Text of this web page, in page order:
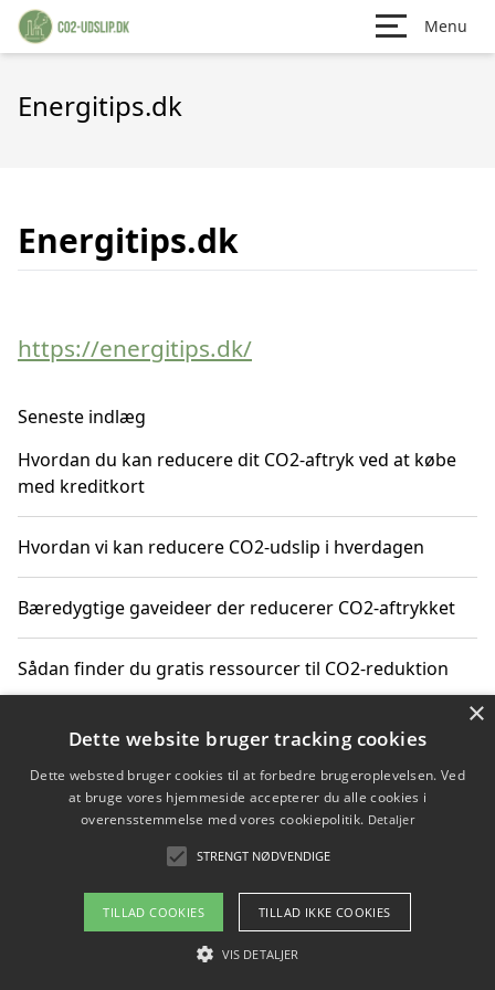
Menu
Energitips.dk
Energitips.dk
https://energitips.dk/
Seneste indlæg
Hvordan du kan reducere dit CO2-aftryk ved at købe
med kreditkort
Hvordan vi kan reducere CO2-udslip i hverdagen
Bæredygtige gaveideer der reducerer CO2-aftrykket
Sådan finder du gratis ressourcer til CO2-reduktion
Hvordan gadgets til hjemmet kan reducere CO2-udslip
Copyright 2026 - Pilanto Aps
Om / kontakt
Blog Betingelser
×
Dette website bruger tracking cookies
Dette websted bruger cookies til at forbedre brugeroplevelsen. Ved
at bruge vores hjemmeside accepterer du alle cookies i
overensstemmelse med vores cookiepolitik. Detaljer
STRENGT NØDVENDIGE
TILLAD COOKIES TILLAD IKKE COOKIES
VIS DETALJER